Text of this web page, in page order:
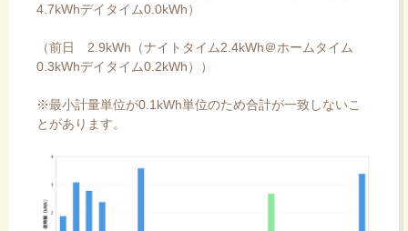
4.7kWhデイタイム0.0kWh）
（前日 2.9kWh（ナイトタイム2.4kWh＠ホームタイム
0.3kWhデイタイム0.2kWh））
※最小計量単位が0.1kWh単位のため合計が一致しないこ
とがあります。